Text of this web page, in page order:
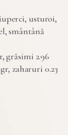
usturoi,
smântână
grăsimi 2.96
zaharuri 0.23